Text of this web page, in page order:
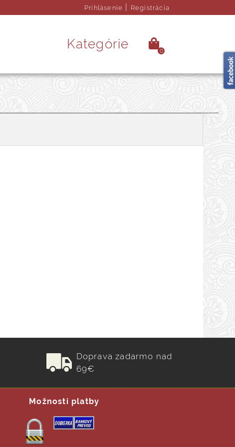
Prihlásenie Registrácia
0
Kategórie
Doprava zadarmo nad
69€
Možnosti platby